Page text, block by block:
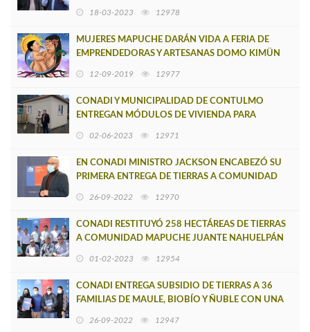
18-03-2023 12978
MUJERES MAPUCHE DARÁN VIDA A FERIA DE
EMPRENDEDORAS Y ARTESANAS DOMO KIMÜN
12-09-2019 12977
CONADI Y MUNICIPALIDAD DE CONTULMO
ENTREGAN MÓDULOS DE VIVIENDA PARA
02-06-2023 12971
EN CONADI MINISTRO JACKSON ENCABEZÓ SU
PRIMERA ENTREGA DE TIERRAS A COMUNIDAD
26-09-2022 12970
CONADI RESTITUYÓ 258 HECTÁREAS DE TIERRAS
A COMUNIDAD MAPUCHE JUANTE NAHUELPÁN
01-02-2023 12954
CONADI ENTREGA SUBSIDIO DE TIERRAS A 36
FAMILIAS DE MAULE, BIOBÍO Y ÑUBLE CON UNA
26-09-2022 12947